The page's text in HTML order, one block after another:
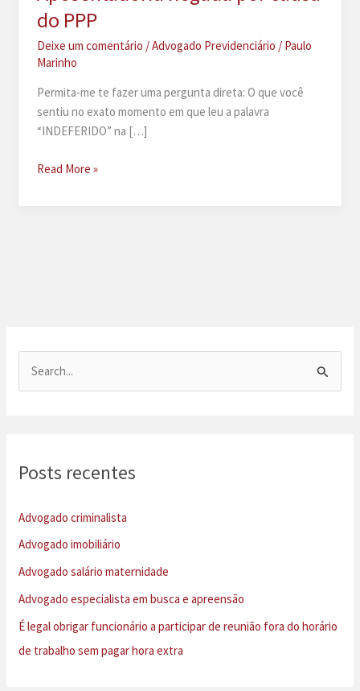
do PPP
Deixe um comentário /Advogado Previdenciário / Paulo
Marinho
Permita-me te fazer uma pergunta direta: O que você
sentiu no exato momento em que leu a palavra
“INDEFERIDO” na […]
Aposentadoria
Read More »
i
p
o
r
:
Posts recentes
Advogado criminalista
Advogado imobiliário
Advogado salário maternidade
Advogado especialista em busca e apreensão
É legal obrigar funcionário a participar de reunião fora do horário
de trabalho sem pagar hora extra